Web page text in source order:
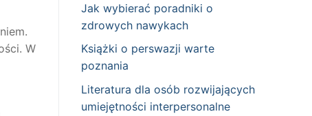
W
Jak wybierać poradniki o
zdrowych nawykach
Książki o perswazji warte
poznania
Literatura dla osób rozwijających
umiejętności interpersonalne